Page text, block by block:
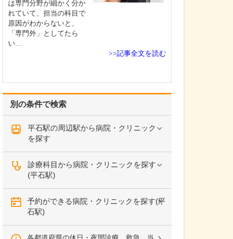
別の条件で検索
平石駅の周辺駅から病院・クリニック
を探す
診療科目から病院・クリニックを探す
(平石駅)
予約ができる病院・クリニックを探す(平
石駅)
は専門分野が細かく分か
れていて、担当の科目で
原因がわからないと、
「専門外」としてたら
い…
>>記事全文を読む